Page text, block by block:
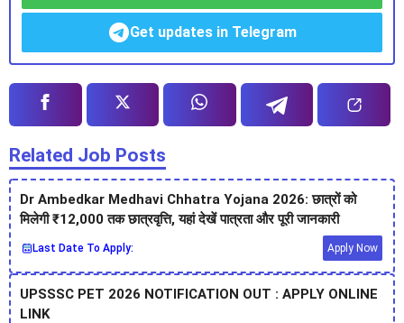
Get updates in Telegram
Related Job Posts
Dr Ambedkar Medhavi Chhatra Yojana 2026: छात्रों को
मिलेगी ₹12,000 तक छात्रवृत्ति, यहां देखें पात्रता और पूरी जानकारी
Last Date To Apply: Apply Now
UPSSSC PET 2026 NOTIFICATION OUT : APPLY ONLINE
LINK